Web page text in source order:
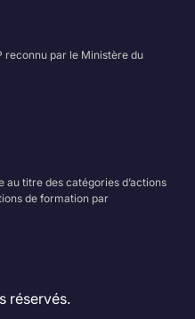
reconnu par le Ministère du
titre des catégories d’actions
de formation par
réservés.